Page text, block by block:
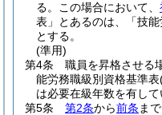
る。
この場合において、
表」とあるのは、「技
とする。
(準用)
第4条
職員を昇格させる
能労務職級別資格基準表
は必要在級年数を有して
第5条
第2条から前条 ま